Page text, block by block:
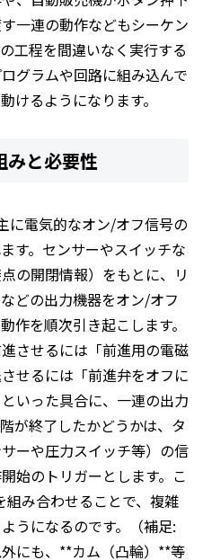
一連の動作などもシーケン
工程を間違いなく実行する
グラムや回路に組み込んで
けるようになります。
みと必要性
に電気的なオン/オフ信号の
す。センサーやスイッチな
の開閉情報）をもとに、リ
どの出力機器をオン/オフ
作を順次引き起こします。
させるには「前進用の電磁
せるには「前進弁をオフに
いった具合に、一連の出力
が終了したかどうかは、タ
ーや圧力スイッチ等）の信
始のトリガーとします。こ
組み合わせることで、複雑
うになるのです。（補足:
にも、**カム（凸輪）**等